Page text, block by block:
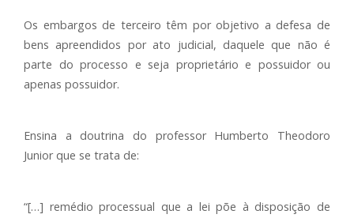
Os embargos de terceiro têm por objetivo a defesa de
bens apreendidos por ato judicial, daquele que não é
parte do processo e seja proprietário e possuidor ou
apenas possuidor.
Ensina a doutrina do professor Humberto Theodoro
Junior que se trata de:
“[…] remédio processual que a lei põe à disposição de